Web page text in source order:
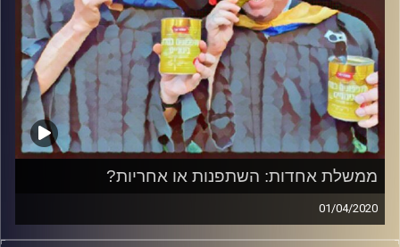
קרדיט תמונות:AudioVersity
ממשלת אחדות: השתפנות או אחריות?
01/04/2020
החמוצים – בפעם השלישית.